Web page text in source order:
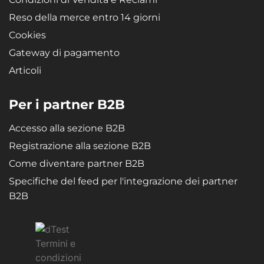
Non versare nell'apparecchio acqua calda né acqua minerale
Per la produzione del vapore non utilizzare bastoncini di cotone
Reso della merce entro 14 giorni
Cookies
Gateway di pagamento
Articoli
Per i partner B2B
Accesso alla sezione B2B
Registrazione alla sezione B2B
Come diventare partner B2B
Specifiche del feed per l'integrazione dei partner
B2B